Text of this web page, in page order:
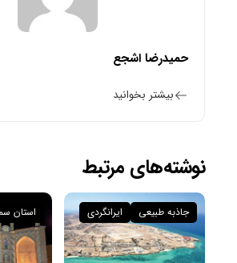
حمیدرضا اشجع
بیشتر بخوانید
نوشته‌های مرتبط
جاذبه طبیعی ایرانگردی استان